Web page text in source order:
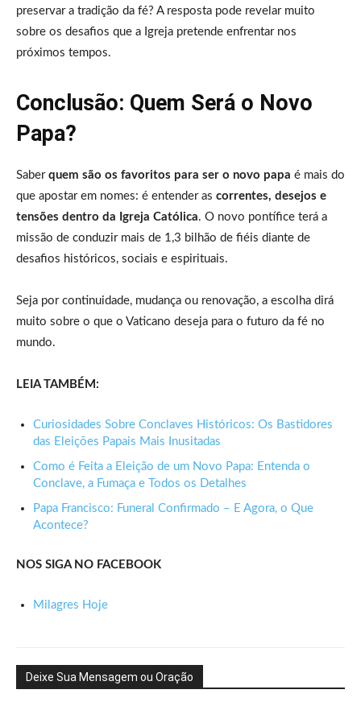
preservar a tradição da fé? A resposta pode revelar muito
sobre os desafios que a Igreja pretende enfrentar nos
próximos tempos.
Conclusão: Quem Será o Novo
Papa?
Saber quem são os favoritos para ser o novo papa é mais do
que apostar em nomes: é entender as correntes, desejos e
tensões dentro da Igreja Católica. O novo pontífice terá a
missão de conduzir mais de 1,3 bilhão de fiéis diante de
desafios históricos, sociais e espirituais.
Seja por continuidade, mudança ou renovação, a escolha dirá
muito sobre o que o Vaticano deseja para o futuro da fé no
mundo.
LEIA TAMBÉM:
Curiosidades Sobre Conclaves Históricos: Os Bastidores
das Eleições Papais Mais Inusitadas
Como é Feita a Eleição de um Novo Papa: Entenda o
Conclave, a Fumaça e Todos os Detalhes
Papa Francisco: Funeral Confirmado – E Agora, o Que
Acontece?
NOS SIGA NO FACEBOOK
Milagres Hoje
Deixe Sua Mensagem ou Oração